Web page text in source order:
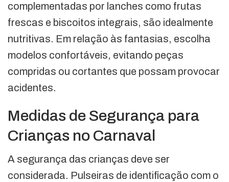
complementadas por lanches como frutas
frescas e biscoitos integrais, são idealmente
nutritivas. Em relação às fantasias, escolha
modelos confortáveis, evitando peças
compridas ou cortantes que possam provocar
acidentes.
Medidas de Segurança para
Crianças no Carnaval
A segurança das crianças deve ser
considerada. Pulseiras de identificação com o